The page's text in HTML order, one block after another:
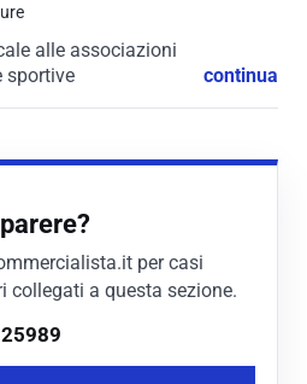
alle associazioni
sportive
continua
per casi
collegati a questa sezione.